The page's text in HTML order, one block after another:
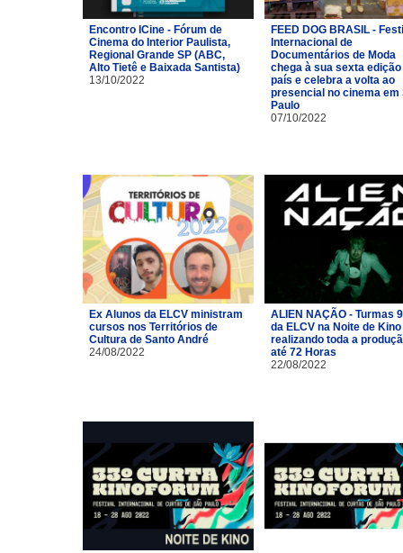
Encontro ICine - Fórum de
Cinema do Interior Paulista,
Regional Grande SP (ABC,
Alto Tietê e Baixada Santista)
13/10/2022
FEED DOG BRASIL -
Internacional de
Documentários de Moda
chega à sua sexta edição
país e celebra a volta ao
presencial no cinema em
Paulo
07/10/2022
Ex Alunos da ELCV ministram
cursos nos Territórios de
Cultura de Santo André
24/08/2022
ALIEN NAÇÃO - Turmas
da ELCV na Noite de Kino
realizando toda a
até 72 Horas
22/08/2022